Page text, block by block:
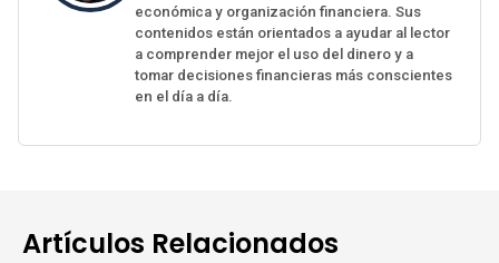
económica y organización financiera. Sus
contenidos están orientados a ayudar al lector
a comprender mejor el uso del dinero y a
tomar decisiones financieras más conscientes
en el día a día.
Artículos Relacionados